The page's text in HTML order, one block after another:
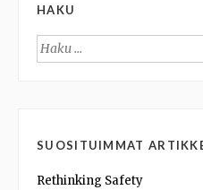
HAKU
Haku:
SUOSITUIMMAT
Rethinking Safety